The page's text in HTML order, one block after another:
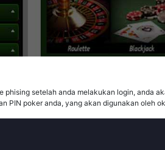
phising setelah anda melakukan login, anda
PIN poker anda, yang akan digunakan oleh